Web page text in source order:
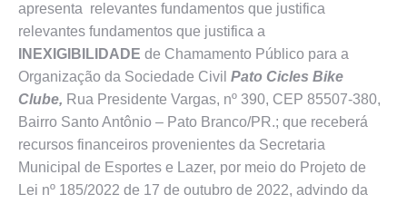
apresenta relevantes fundamentos que justifica
relevantes fundamentos que justifica a
INEXIGIBILIDADE de Chamamento Público para a
Organização da Sociedade Civil Pato Cicles Bike
Clube, Rua Presidente Vargas, nº 390, CEP 85507-380,
Bairro Santo Antônio – Pato Branco/PR.; que receberá
recursos financeiros provenientes da Secretaria
Municipal de Esportes e Lazer, por meio do Projeto de
Lei nº 185/2022 de 17 de outubro de 2022, advindo da